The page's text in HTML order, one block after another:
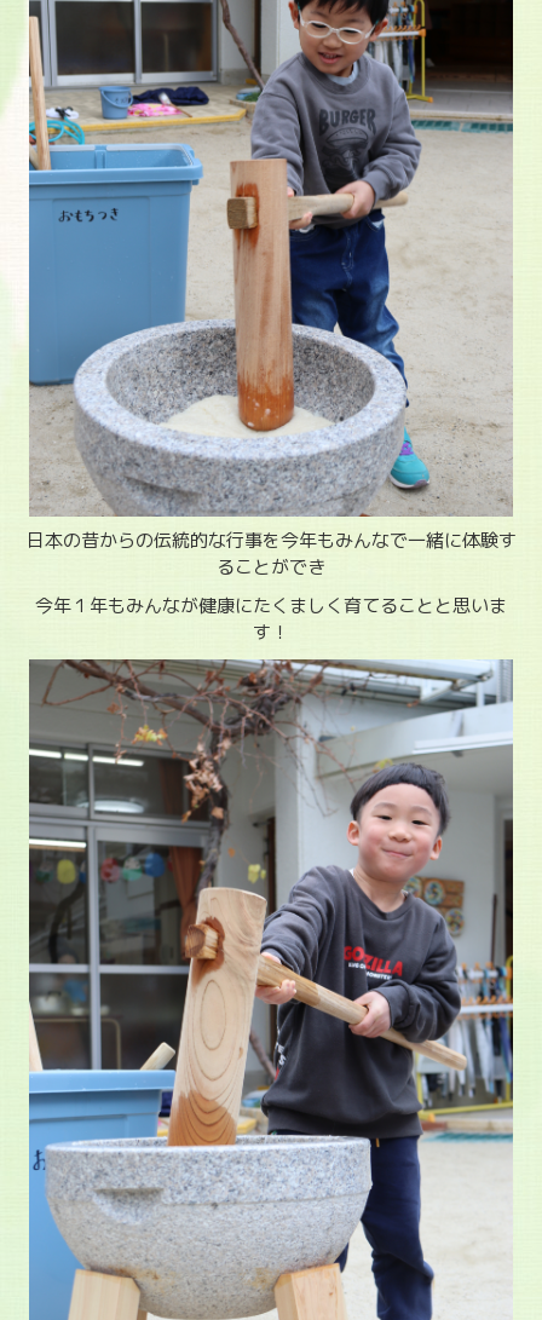
日本の昔からの伝統的な行事を今年もみんなで一緒に体験す
ることができ
今年１年もみんなが健康にたくましく育てることと思いま
す！